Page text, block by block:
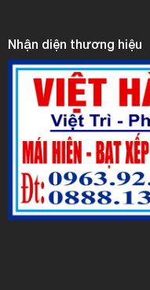
Nhận diện thương hiệu